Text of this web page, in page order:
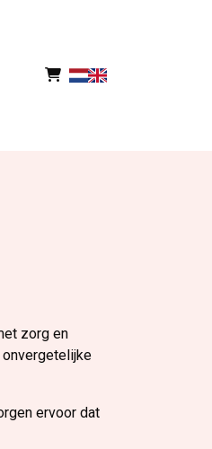
zorg en
ervoor dat